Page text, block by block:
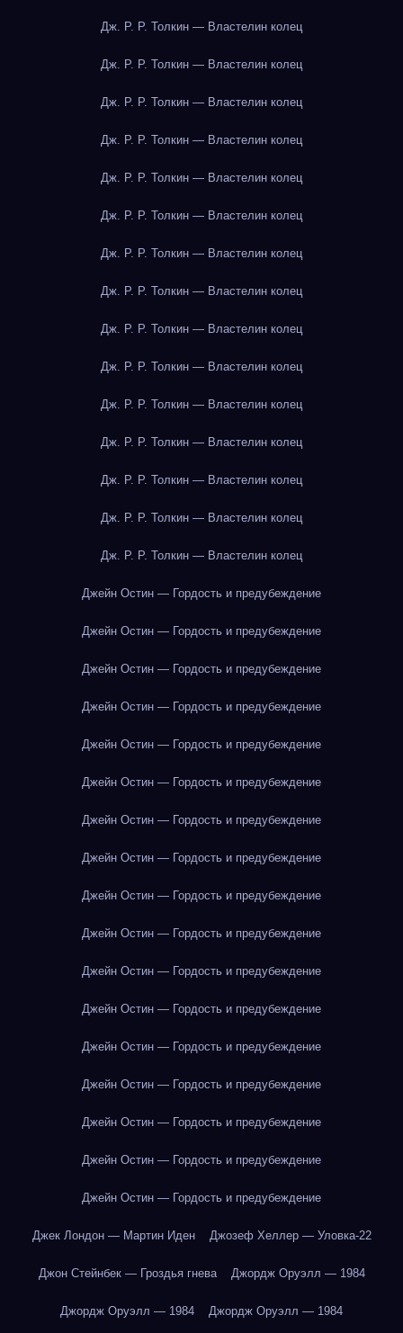
Дж. Р. Р. Толкин — Властелин колец
Дж. Р. Р. Толкин — Властелин колец
Дж. Р. Р. Толкин — Властелин колец
Дж. Р. Р. Толкин — Властелин колец
Дж. Р. Р. Толкин — Властелин колец
Дж. Р. Р. Толкин — Властелин колец
Дж. Р. Р. Толкин — Властелин колец
Дж. Р. Р. Толкин — Властелин колец
Дж. Р. Р. Толкин — Властелин колец
Дж. Р. Р. Толкин — Властелин колец
Дж. Р. Р. Толкин — Властелин колец
Дж. Р. Р. Толкин — Властелин колец
Дж. Р. Р. Толкин — Властелин колец
Дж. Р. Р. Толкин — Властелин колец
Дж. Р. Р. Толкин — Властелин колец
Джейн Остин — Гордость и предубеждение
Джейн Остин — Гордость и предубеждение
Джейн Остин — Гордость и предубеждение
Джейн Остин — Гордость и предубеждение
Джейн Остин — Гордость и предубеждение
Джейн Остин — Гордость и предубеждение
Джейн Остин — Гордость и предубеждение
Джейн Остин — Гордость и предубеждение
Джейн Остин — Гордость и предубеждение
Джейн Остин — Гордость и предубеждение
Джейн Остин — Гордость и предубеждение
Джейн Остин — Гордость и предубеждение
Джейн Остин — Гордость и предубеждение
Джейн Остин — Гордость и предубеждение
Джейн Остин — Гордость и предубеждение
Джейн Остин — Гордость и предубеждение
Джейн Остин — Гордость и предубеждение
Джек Лондон — Мартин Иден Джозеф Хеллер — Уловка-22
Джон Стейнбек — Гроздья гнева Джордж Оруэлл — 1984
Джордж Оруэлл — 1984 Джордж Оруэлл — 1984